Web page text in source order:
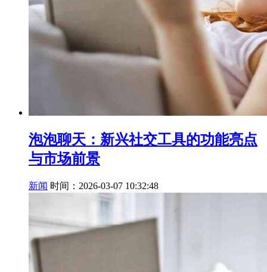
泡泡聊天：新兴社交工具的功能亮点
与市场前景
新闻 时间：2026-03-07 10:32:48